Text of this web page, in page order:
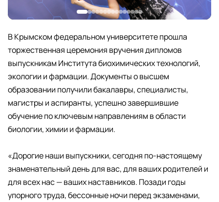
В Крымском федеральном университете прошла
торжественная церемония вручения дипломов
выпускникам Института биохимических технологий,
экологии и фармации. Документы о высшем
образовании получили бакалавры, специалисты,
магистры и аспиранты, успешно завершившие
обучение по ключевым направлениям в области
биологии, химии и фармации.
«Дорогие наши выпускники, сегодня по-настоящему
знаменательный день для вас, для ваших родителей и
для всех нас — ваших наставников. Позади годы
упорного труда, бессонные ночи перед экзаменами,